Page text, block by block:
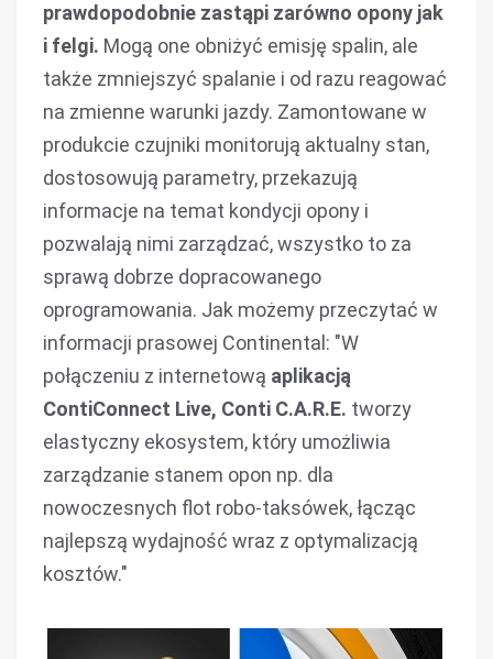
prawdopodobnie zastąpi zarówno opony jak
i felgi. Mogą one obniżyć emisję spalin, ale
także zmniejszyć spalanie i od razu reagować
na zmienne warunki jazdy. Zamontowane w
produkcie czujniki monitorują aktualny stan,
dostosowują parametry, przekazują
informacje na temat kondycji opony i
pozwalają nimi zarządzać, wszystko to za
sprawą dobrze dopracowanego
oprogramowania. Jak możemy przeczytać w
informacji prasowej Continental: "W
połączeniu z internetową aplikacją
ContiConnect Live, Conti C.A.R.E. tworzy
elastyczny ekosystem, który umożliwia
zarządzanie stanem opon np. dla
nowoczesnych flot robo-taksówek, łącząc
najlepszą wydajność wraz z optymalizacją
kosztów."